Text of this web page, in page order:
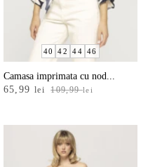
40 42 44 46
Camasa imprimata cu nod...
109,99lei
Prețul
109,99 lei.
65,99 lei
Prețul